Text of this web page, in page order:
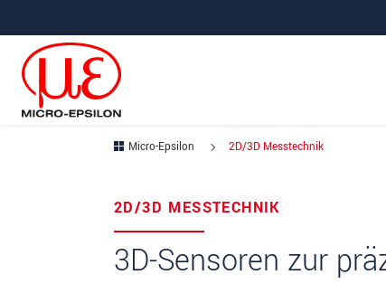
Micro-Epsilon 2D/3D Messtechnik
2D/3D MESSTECHNIK
3D-Sensoren zur
Ihre Anfrage zu: 2D/3D
Anrede